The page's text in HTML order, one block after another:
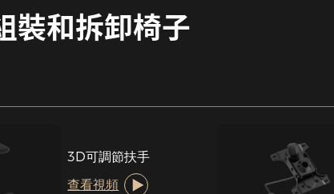
裝和拆卸椅子
3D可調節扶手
查看視頻